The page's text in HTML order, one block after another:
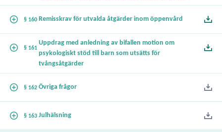
§ 160 Remisskrav för utvalda åtgärder inom öppenvård
§ 161
Uppdrag med anledning av bifallen motion om
psykologiskt stöd till barn som utsätts för
tvångsåtgärder
§ 162 Övriga frågor
§ 163 Julhälsning